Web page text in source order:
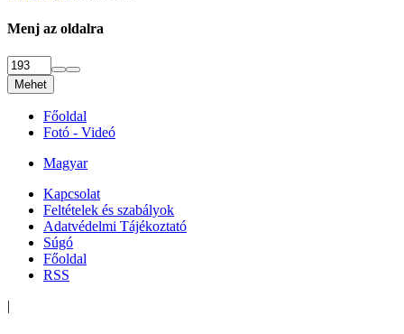
Menj az oldalra
Mehet
Főoldal
Fotó - Videó
Magyar
Kapcsolat
Feltételek és szabályok
Adatvédelmi Tájékoztató
Súgó
Főoldal
RSS
|